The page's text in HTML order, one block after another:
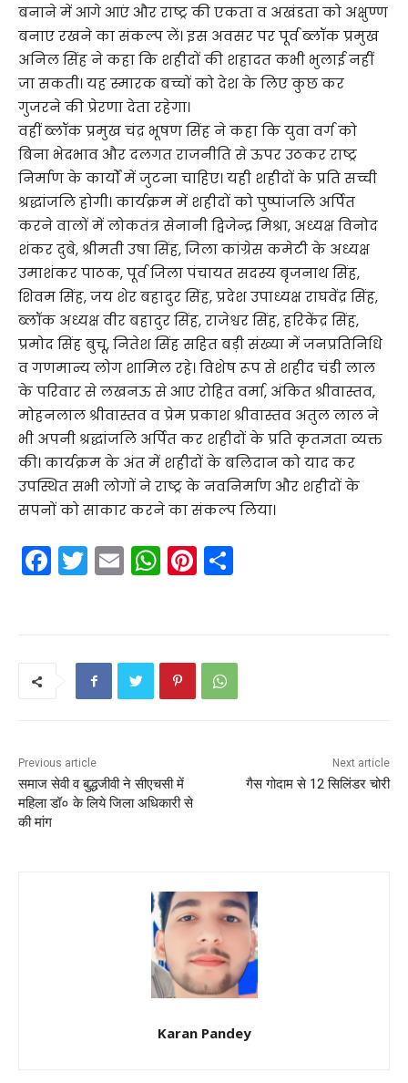
बनाने में आगे आएं और राष्ट्र की एकता व अखंडता को अक्षुण्ण
बनाए रखने का संकल्प लें। इस अवसर पर पूर्व ब्लॉक प्रमुख
अनिल सिंह ने कहा कि शहीदों की शहादत कभी भुलाई नहीं
जा सकती। यह स्मारक बच्चों को देश के लिए कुछ कर
गुजरने की प्रेरणा देता रहेगा।
वहीं ब्लॉक प्रमुख चंद्र भूषण सिंह ने कहा कि युवा वर्ग को
बिना भेदभाव और दलगत राजनीति से ऊपर उठकर राष्ट्र
निर्माण के कार्यों में जुटना चाहिए। यही शहीदों के प्रति सच्ची
श्रद्धांजलि होगी। कार्यक्रम में शहीदों को पुष्पांजलि अर्पित
करने वालों में लोकतंत्र सेनानी द्विजेन्द्र मिश्रा, अध्यक्ष विनोद
शंकर दुबे, श्रीमती उषा सिंह, जिला कांग्रेस कमेटी के अध्यक्ष
उमाशंकर पाठक, पूर्व जिला पंचायत सदस्य बृजनाथ सिंह,
शिवम सिंह, जय शेर बहादुर सिंह, प्रदेश उपाध्यक्ष राघवेंद्र सिंह,
ब्लॉक अध्यक्ष वीर बहादुर सिंह, राजेश्वर सिंह, हरिकेंद्र सिंह,
प्रमोद सिंह बुचू, नितेश सिंह सहित बड़ी संख्या में जनप्रतिनिधि
व गणमान्य लोग शामिल रहे। विशेष रूप से शहीद चंडी लाल
के परिवार से लखनऊ से आए रोहित वर्मा, अंकित श्रीवास्तव,
मोहनलाल श्रीवास्तव व प्रेम प्रकाश श्रीवास्तव अतुल लाल ने
भी अपनी श्रद्धांजलि अर्पित कर शहीदों के प्रति कृतज्ञता व्यक्त
की। कार्यक्रम के अंत में शहीदों के बलिदान को याद कर
उपस्थित सभी लोगों ने राष्ट्र के नवनिर्माण और शहीदों के
सपनों को साकार करने का संकल्प लिया।
F
k
T E W
A
p
Pi
st
Previous article
समाज सेवी व बुद्धजीवी ने सीएचसी में
महिला डॉ० के लिये जिला अधिकारी से
की मांग
Next article
गैस गोदाम से 12 सिलिंडर चोरी
Karan Pandey